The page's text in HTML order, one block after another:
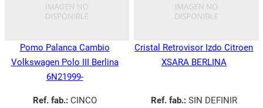
Pomo Palanca Cambio
Volkswagen Polo III Berlina
6N21999-
Ref. fab.:CINCO
Cristal Retrovisor Izdo Citroen
XSARA BERLINA
Ref. fab.:SIN DEFINIR